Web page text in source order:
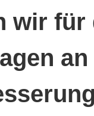
wir für
an